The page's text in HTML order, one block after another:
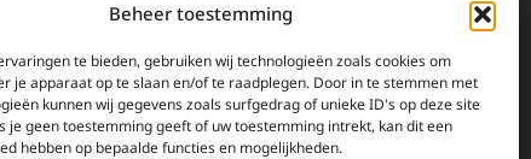
Beheer toestemming
te bieden, gebruiken wij technologieën zoals cookies om
je apparaat op te slaan en/of te raadplegen. Door in te stemmen met
kunnen wij gegevens zoals surfgedrag of unieke ID's op deze site
je geen toestemming geeft of uw toestemming intrekt, kan dit een
hebben op bepaalde functies en mogelijkheden.
EWTN wordt uitsluitend
gefinancierd door uw donaties.
Wij ontvangen bewust geen
advertentie-inkomsten of
kerkelijke financiele